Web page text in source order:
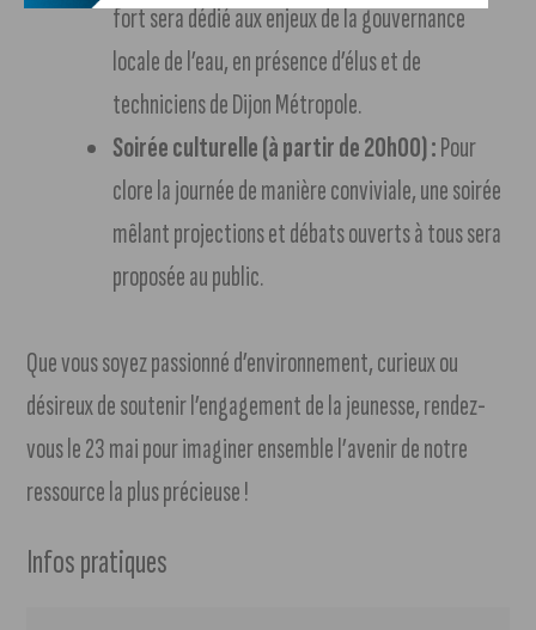
fort sera dédié aux enjeux de la gouvernance
locale de l’eau, en présence d’élus et de
techniciens de Dijon Métropole.
Soirée culturelle (à partir de 20h00) :Pour
clore la journée de manière conviviale, une soirée
mêlant projections et débats ouverts à tous sera
proposée au public.
Que vous soyez passionné d’environnement, curieux ou
désireux de soutenir l’engagement de la jeunesse, rendez-
vous le 23 mai pour imaginer ensemble l’avenir de notre
ressource la plus précieuse !
Infos pratiques